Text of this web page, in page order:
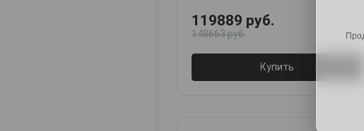
119889 руб.
148663 руб.
Купить